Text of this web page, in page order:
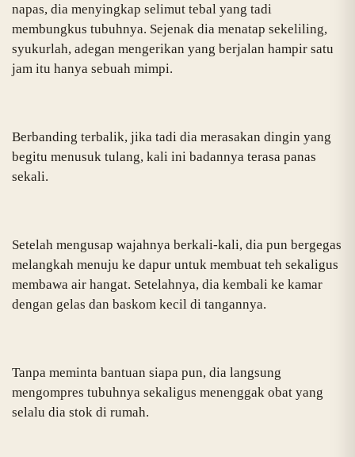
napas, dia menyingkap selimut tebal yang tadi
membungkus tubuhnya. Sejenak dia menatap sekeliling,
syukurlah, adegan mengerikan yang berjalan hampir satu
jam itu hanya sebuah mimpi.
Berbanding terbalik, jika tadi dia merasakan dingin yang
begitu menusuk tulang, kali ini badannya terasa panas
sekali.
Setelah mengusap wajahnya berkali-kali, dia pun bergegas
melangkah menuju ke dapur untuk membuat teh sekaligus
membawa air hangat. Setelahnya, dia kembali ke kamar
dengan gelas dan baskom kecil di tangannya.
Tanpa meminta bantuan siapa pun, dia langsung
mengompres tubuhnya sekaligus menenggak obat yang
selalu dia stok di rumah.